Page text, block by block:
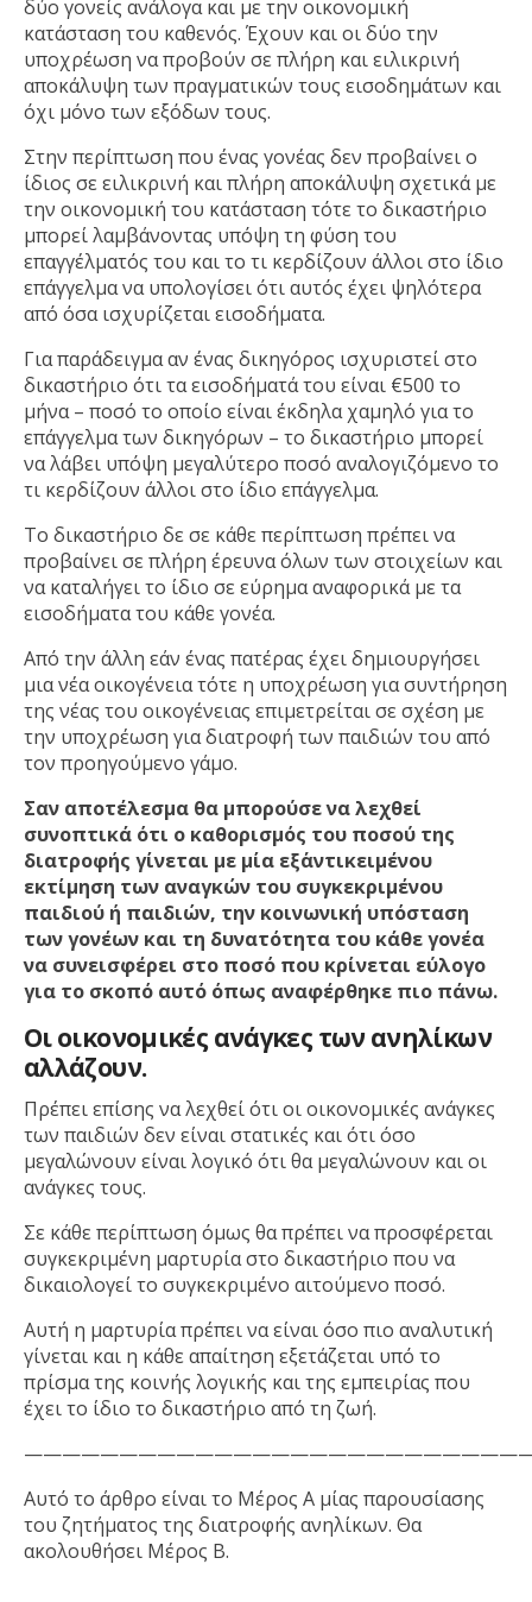
δύο γονείς ανάλογα και με την οικονομική
κατάσταση του καθενός. Έχουν και οι δύο την
υποχρέωση να προβούν σε πλήρη και ειλικρινή
αποκάλυψη των πραγματικών τους εισοδημάτων και
όχι μόνο των εξόδων τους.
Στην περίπτωση που ένας γονέας δεν προβαίνει ο
ίδιος σε ειλικρινή και πλήρη αποκάλυψη σχετικά με
την οικονομική του κατάσταση τότε το δικαστήριο
μπορεί λαμβάνοντας υπόψη τη φύση του
επαγγέλματός του και το τι κερδίζουν άλλοι στο ίδιο
επάγγελμα να υπολογίσει ότι αυτός έχει ψηλότερα
από όσα ισχυρίζεται εισοδήματα.
Για παράδειγμα αν ένας δικηγόρος ισχυριστεί στο
δικαστήριο ότι τα εισοδήματά του είναι €500 το
μήνα – ποσό το οποίο είναι έκδηλα χαμηλό για το
επάγγελμα των δικηγόρων – το δικαστήριο μπορεί
να λάβει υπόψη μεγαλύτερο ποσό αναλογιζόμενο το
τι κερδίζουν άλλοι στο ίδιο επάγγελμα.
Το δικαστήριο δε σε κάθε περίπτωση πρέπει να
προβαίνει σε πλήρη έρευνα όλων των στοιχείων και
να καταλήγει το ίδιο σε εύρημα αναφορικά με τα
εισοδήματα του κάθε γονέα.
Από την άλλη εάν ένας πατέρας έχει δημιουργήσει
μια νέα οικογένεια τότε η υποχρέωση για συντήρηση
της νέας του οικογένειας επιμετρείται σε σχέση με
την υποχρέωση για διατροφή των παιδιών του από
τον προηγούμενο γάμο.
Σαν αποτέλεσμα θα μπορούσε να λεχθεί
συνοπτικά ότι ο καθορισμός του ποσού της
διατροφής γίνεται με μία εξ΄αντικειμένου
εκτίμηση των αναγκών του συγκεκριμένου
παιδιού ή παιδιών, την κοινωνική υπόσταση
των γονέων και τη δυνατότητα του κάθε γονέα
να συνεισφέρει στο ποσό που κρίνεται εύλογο
για το σκοπό αυτό όπως αναφέρθηκε πιο πάνω.
Οι οικονομικές ανάγκες των ανηλίκων
αλλάζουν.
Πρέπει επίσης να λεχθεί ότι οι οικονομικές ανάγκες
των παιδιών δεν είναι στατικές και ότι όσο
μεγαλώνουν είναι λογικό ότι θα μεγαλώνουν και οι
ανάγκες τους.
Σε κάθε περίπτωση όμως θα πρέπει να προσφέρεται
συγκεκριμένη μαρτυρία στο δικαστήριο που να
δικαιολογεί το συγκεκριμένο αιτούμενο ποσό.
Αυτή η μαρτυρία πρέπει να είναι όσο πιο αναλυτική
γίνεται και η κάθε απαίτηση εξετάζεται υπό το
πρίσμα της κοινής λογικής και της εμπειρίας που
έχει το ίδιο το δικαστήριο από τη ζωή.
Αυτό το άρθρο είναι το Μέρος Α μίας παρουσίασης
του ζητήματος της διατροφής ανηλίκων. Θα
ακολουθήσει Μέρος Β.